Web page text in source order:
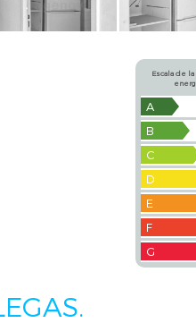
Escala de
A
B
C
D
E
F
G